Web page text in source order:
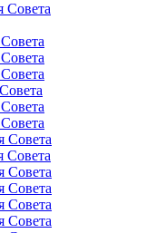
Совета
Совета
Совета
Совета
Совета
Совета
Совета